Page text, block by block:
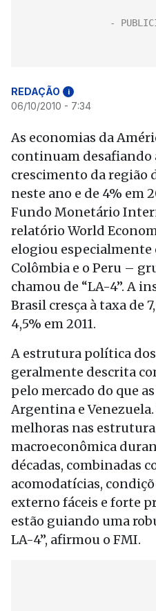
REDAÇÃO i
06/10/2010 - 7:34
As economias da
continuam desafiando
crescimento da região
neste ano e de 4% em
Fundo Monetário
relatório World
elogiou especialmente
Colômbia e o Peru –
chamou de “LA-4”. A
Brasil cresça à taxa de
4,5% em 2011.
A estrutura política
geralmente descrita
pelo mercado do que
Argentina e
melhoras nas
macroeconômica
décadas, combinadas
acomodatícias,
externo fáceis e forte
estão guiando uma
LA-4”, afirmou o FMI.